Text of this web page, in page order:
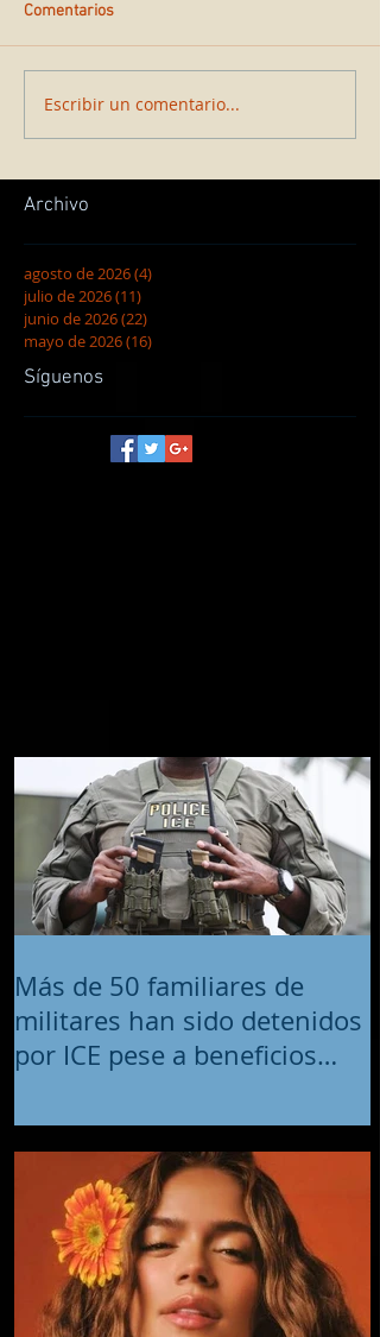
Comentarios
Escribir un comentario...
Archivo
agosto de 2026(4)
julio de 2026(11)
junio de 2026(22)
mayo de 2026(16)
Síguenos
Más de 50 familiares de
militares han sido detenidos
por ICE pese a beneficios